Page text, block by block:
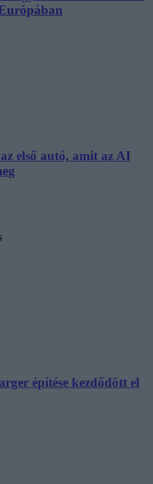
első autó, amit az AI
építése kezdődött el